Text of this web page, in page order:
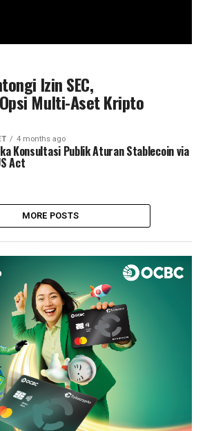
Izin SEC,
Multi-Aset Kripto
4 months ago
Konsultasi Publik Aturan Stablecoin via
Act
MORE POSTS